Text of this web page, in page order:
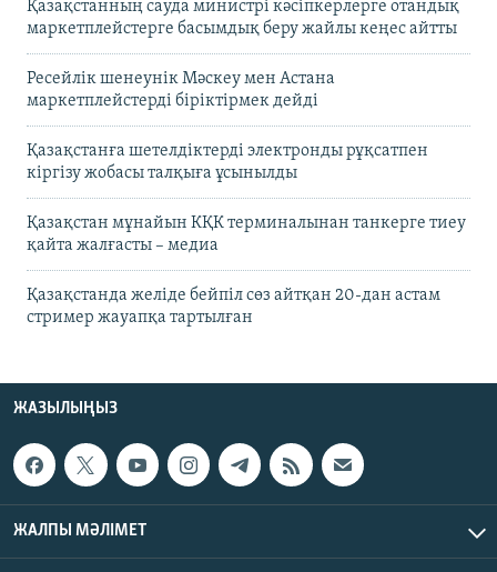
Қазақстанның сауда министрі кәсіпкерлерге отандық
маркетплейстерге басымдық беру жайлы кеңес айтты
Ресейлік шенеунік Мәскеу мен Астана
маркетплейстерді біріктірмек дейді
Қазақстанға шетелдіктерді электронды рұқсатпен
кіргізу жобасы талқыға ұсынылды
Қазақстан мұнайын КҚК терминалынан танкерге тиеу
қайта жалғасты – медиа
Қазақстанда желіде бейпіл сөз айтқан 20-дан астам
стример жауапқа тартылған
ЖАЗЫЛЫҢЫЗ
ЖАЛПЫ МӘЛІМЕТ